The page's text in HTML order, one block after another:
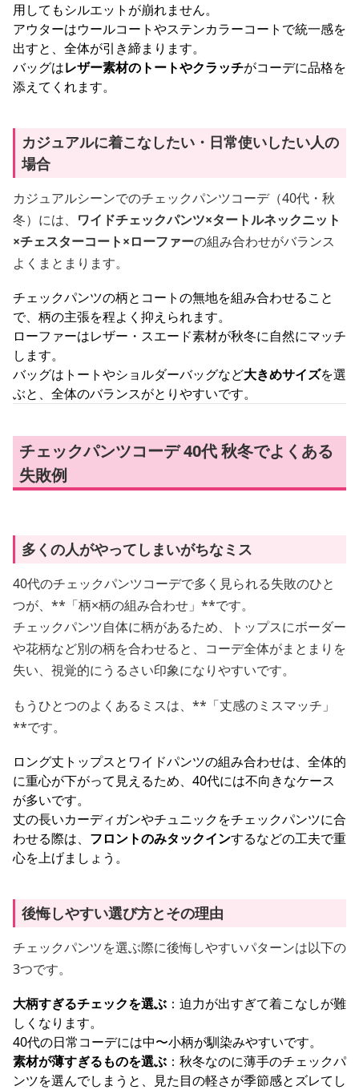
用してもシルエットが崩れません。
アウターはウールコートやステンカラーコートで統一感を
出すと、全体が引き締まります。
バッグはレザー素材のトートやクラッチがコーデに品格を
添えてくれます。
カジュアルに着こなしたい・日常使いしたい人の
場合
カジュアルシーンでのチェックパンツコーデ（40代・秋
冬）には、 ワイドチェックパンツ×タートルネックニット
×チェスターコート×ローファーの組み合わせがバランス
よくまとまります。
チェックパンツの柄とコートの無地を組み合わせること
で、柄の主張を程よく抑えられます。
ローファーはレザー・スエード素材が秋冬に自然にマッチ
します。
バッグはトートやショルダーバッグなど大きめサイズを選
ぶと、全体のバランスがとりやすいです。
チェックパンツコーデ 40代 秋冬でよくある
失敗例
多くの人がやってしまいがちなミス
40代のチェックパンツコーデで多く見られる失敗のひと
つが、**「柄×柄の組み合わせ」**です。
チェックパンツ自体に柄があるため、トップスにボーダー
や花柄など別の柄を合わせると、コーデ全体がまとまりを
失い、視覚的にうるさい印象になりやすいです。
もうひとつのよくあるミスは、**「丈感のミスマッチ」
**です。
ロング丈トップスとワイドパンツの組み合わせは、全体的
に重心が下がって見えるため、40代には不向きなケース
が多いです。
丈の長いカーディガンやチュニックをチェックパンツに合
わせる際は、 フロントのみタックインするなどの工夫で重
心を上げましょう。
後悔しやすい選び方とその理由
チェックパンツを選ぶ際に後悔しやすいパターンは以下の
3つです。
大柄すぎるチェックを選ぶ ：迫力が出すぎて着こなしが難
しくなります。
40代の日常コーデには中〜小柄が馴染みやすいです。
素材が薄すぎるものを選ぶ ：秋冬なのに薄手のチェックパ
ンツを選んでしまうと、見た目の軽さが季節感とズレてし